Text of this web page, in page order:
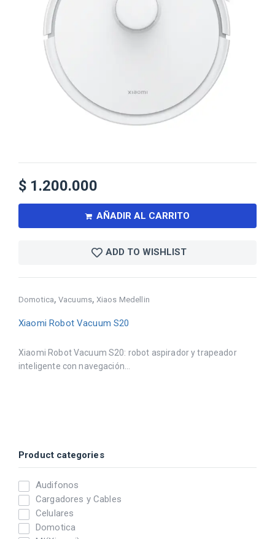
Product categories
Audifonos
Cargadores y Cables
Celulares
Domotica
Domotica,Vacuums, Xiaos Medellin
Xiaomi Robot Vacuum S20
Xiaomi Robot Vacuum S20: robot aspirador y trapeador
inteligente con navegación...
$ 1.200.000
AÑADIR AL CARRITO
ADD TO WISHLIST